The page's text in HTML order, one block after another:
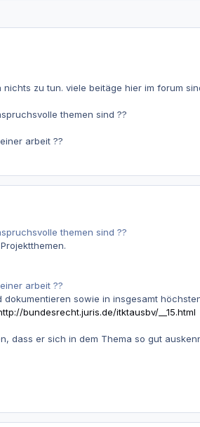
zu tun. viele beitäge hier im forum
themen sind ??
arbeit ??
themen sind ??
arbeit ??
sowie in insgesamt
bundesrecht.juris.de/itktausbv/__15.html
dass er sich in dem Thema so gut